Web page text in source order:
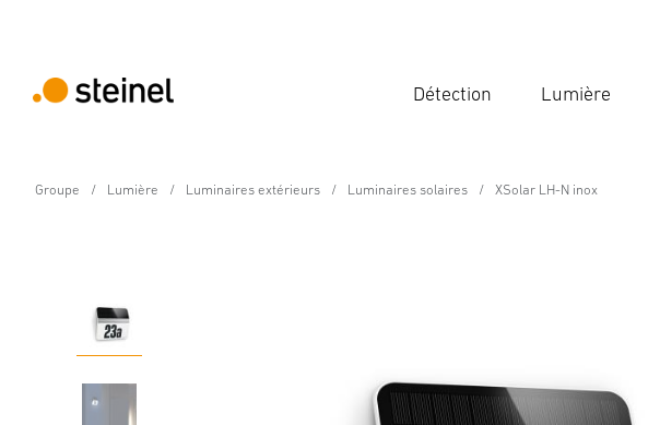
Détection Lumière
Groupe Lumière Luminaires extérieurs Luminaires solaires XSolar LH-N inox
Caractéristiques